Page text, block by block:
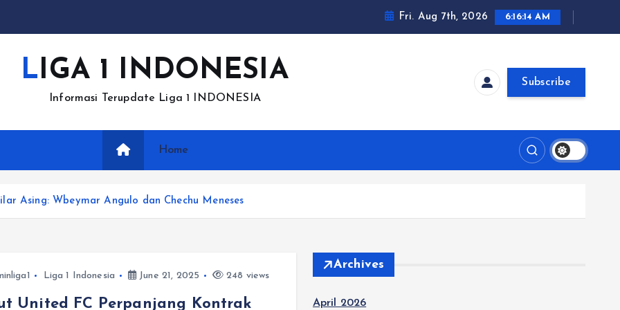
Fri. Aug 7th, 2026 6:16:14 AM
LIGA 1 INDONESIA
Informasi Terupdate Liga 1 INDONESIA
Subscribe
Home
Asing: Wbeymar Angulo dan Chechu Meneses
Liga 1 Indonesia June 21, 2025 248 views
United FC Perpanjang Kontrak
Archives
April 2026